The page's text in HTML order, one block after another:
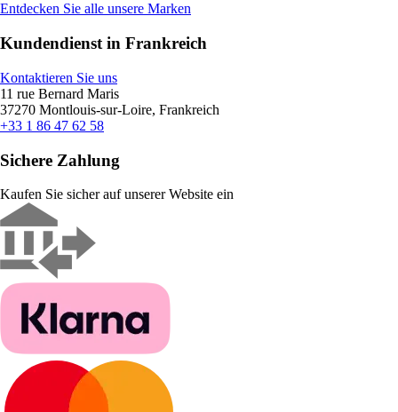
Entdecken Sie alle unsere Marken
Kundendienst in Frankreich
Kontaktieren Sie uns
11 rue Bernard Maris
37270 Montlouis-sur-Loire, Frankreich
+33 1 86 47 62 58
Sichere Zahlung
Kaufen Sie sicher auf unserer Website ein